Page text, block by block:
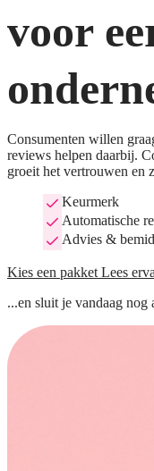
voor
Consumenten willen
reviews helpen daarbij.
groeit het vertrouwen en
Keurmerk
Automatische
Advies &
Kies een pakket Lees
...en sluit je vandaag nog